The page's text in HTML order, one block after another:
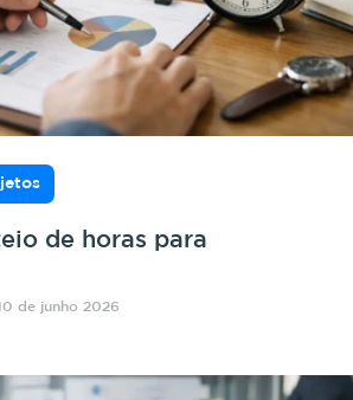
de horas para
de junho 2026